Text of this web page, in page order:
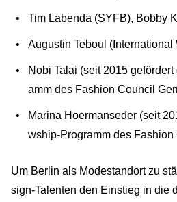
Tim Labenda (SYFB), Bobby
Augustin Teboul (International
Nobi Talai (seit 2015
amm des Fashion Council
Marina Hoermanseder (seit
wship-Programm des
Um Berlin als Modestandort zu
sign-Talenten den Einstieg in die